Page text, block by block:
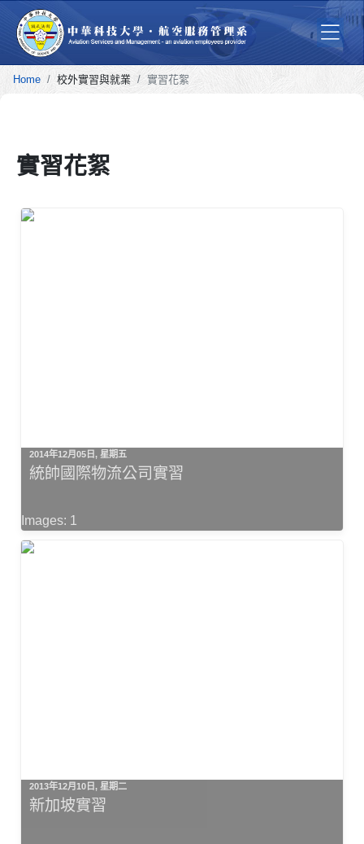
Home 校外實習與就業 實習花絮
實習花絮
2014年12月05日, 星期五
統帥國際物流公司實習
Images: 1
2013年12月10日, 星期二
新加坡實習